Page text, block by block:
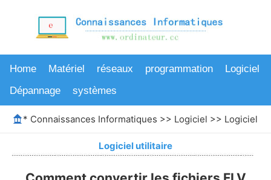
Home Matériel réseaux programmation
Logiciel
Dépannage
systèmes
* Connaissances Informatiques >> Logiciel >> Logiciel
Logiciel utilitaire